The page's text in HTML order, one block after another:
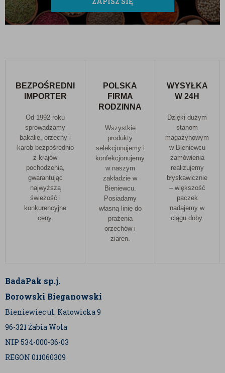
BEZPOŚREDNI
IMPORTER
Od 1992 roku
sprowadzamy
bakalie, orzechy i
karob bezpośrednio
z krajów
pochodzenia,
gwarantując
najwyższą
świeżość i
konkurencyjne
ceny.
POLSKA
FIRMA
RODZINNA
Wszystkie
produkty
selekcjonujemy i
konfekcjonujemy
w naszym
zakładzie w
Bieniewcu.
Posiadamy
własną linię do
prażenia
orzechów i
ziaren.
WYSYŁKA
W 24H
Dzięki dużym
stanom
magazynowym
w Bieniewcu
zamówienia
realizujemy
błyskawicznie
– większość
paczek
nadajemy w
ciągu doby.
BadaPak sp.j.
Borowski Bieganowski
Bieniewiec ul. Katowicka 9
96-321 Żabia Wola
NIP 534-000-36-03
REGON 011060309